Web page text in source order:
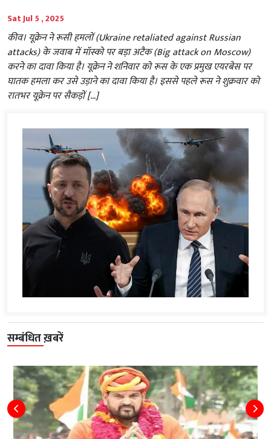
Sat Jul 5 , 2025
कीव। यूक्रेन ने रूसी हमलों (Ukraine retaliated against Russian
attacks) के जवाब में मॉस्को पर बड़ा अटैक (Big attack on Moscow)
करने का दावा किया है। यूक्रेन ने शनिवार को रूस के एक प्रमुख एयरबेस पर
घातक हमला कर उसे उड़ाने का दावा किया है। इससे पहले रूस ने शुक्रवार को
रातभर यूक्रेन पर सैकड़ों […]
सम्बंधित ख़बरें